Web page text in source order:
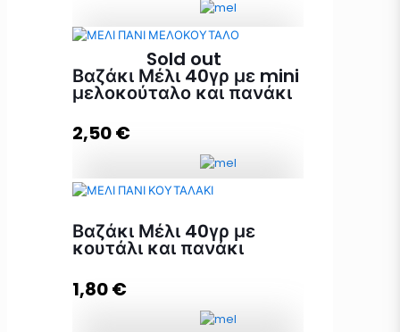
Premium Μπομπονιέρα σε λευκό
κουτί με Μελεκούνι Και Μέλι με
Καρύδι ποσότητα
Προσθήκη στο καλάθι
Sold out
Βαζάκι Μέλι 40γρ με mini
μελοκούταλο και πανάκι
2,50€
μελοκούταλο και πανάκι ποσότητα
Διαβάστε περισσότερα
Βαζάκι Μέλι 40γρ με
κουτάλι και πανάκι
1,80€